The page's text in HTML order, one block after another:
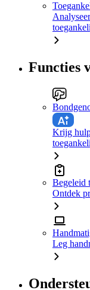
Functies
Krijg
Begeleid
Ontdek
Leg